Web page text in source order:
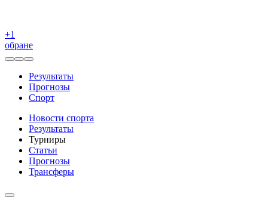
+1
обране
Результаты
Прогнозы
Спорт
Новости спорта
Результаты
Турниры
Статьи
Прогнозы
Трансферы